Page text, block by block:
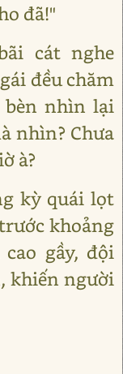
đã!"
cát nghe
đều chăm
bèn nhìn lại
nhìn? Chưa
à?
kỳ quái lọt
khoảng
gầy, đội
khiến người